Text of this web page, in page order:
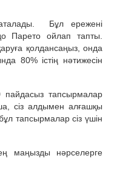
Бұл ережені
Парето ойлап тапты.
қолдансаңыз, онда
80% істің нәтижесін
пайдасыз тапсырмалар
сіз алдымен алғашқы
тапсырмалар сіз үшін
маңызды нәрселерге